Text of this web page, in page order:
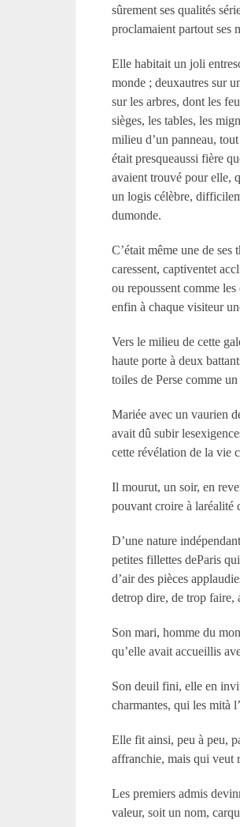
sûrement ses qualités
proclamaient partout ses
Elle habitait un joli
monde ; deuxautres sur
sur les arbres, dont les
sièges, les tables, les
milieu d’un panneau,
était presqueaussi fière
avaient trouvé pour elle,
un logis célèbre,
dumonde.
C’était même une de ses
caressent, captiventet
ou repoussent comme
enfin à chaque visiteur
Vers le milieu de cette
haute porte à deux
toiles de Perse comme
Mariée avec un vaurien
avait dû subir
cette révélation de la vie
Il mourut, un soir, en
pouvant croire à laréalité
D’une nature
petites fillettes deParis
d’air des pièces
detrop dire, de trop faire,
Son mari, homme du
qu’elle avait accueillis
Son deuil fini, elle en
charmantes, qui les mità
Elle fit ainsi, peu à peu,
affranchie, mais qui veut
Les premiers admis
valeur, soit un nom,